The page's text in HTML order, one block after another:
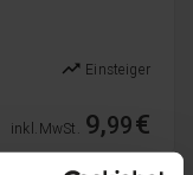
trending_up Einsteiger
inkl. MwSt. 9,99€